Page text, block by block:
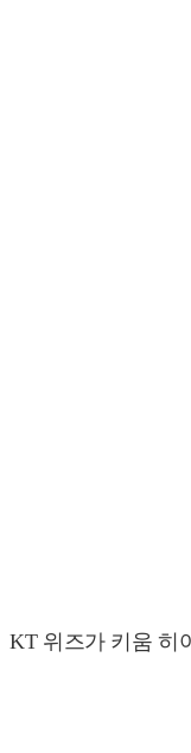
KT 위즈가 키움 히